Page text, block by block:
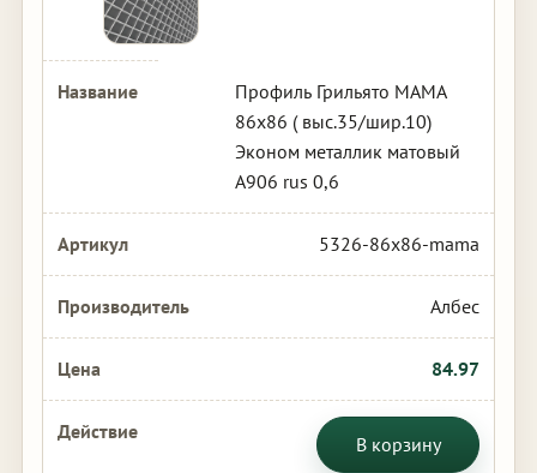
Профиль Грильято МАМА
86х86 ( выс.35/шир.10)
Эконом металлик матовый
А906 rus 0,6
5326-86x86-mama
Албес
84.97
В корзину